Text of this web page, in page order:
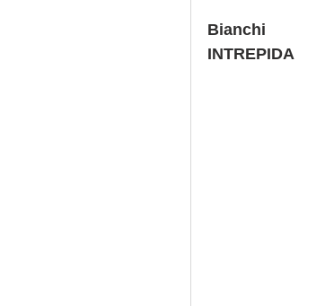
Bianchi
INTREPIDA